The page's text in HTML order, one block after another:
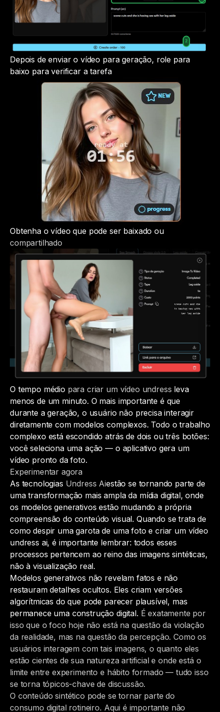
Depois de enviar o vídeo para geração, role para
baixo para verificar a tarefa
Obtenha o vídeo que pode ser baixado ou
compartilhado
O tempo médio para criar um vídeo undress leva
menos de um minuto. O mais importante é que
durante a geração, o usuário não precisa interagir
diretamente com modelos complexos. Todo o trabalho
complexo está escondido atrás de dois ou três botões:
você seleciona uma ação — o aplicativo gera um
vídeo pronto da foto.
Experimentar agora
As tecnologias Undress Aiestão se tornando parte de
uma transformação mais ampla da mídia digital, onde
os modelos generativos estão mudando a própria
compreensão do conteúdo visual. Quando se trata de
como despir uma garota de uma foto e criar um vídeo
undress ai, é importante lembrar: todos esses
processos pertencem ao reino das imagens sintéticas,
não à visualização real.
Modelos generativos não revelam fatos e não
restauram detalhes ocultos. Eles criam versões
algorítmicas do que pode parecer plausível, mas
permanece uma construção digital. É exatamente por
isso que o foco hoje não está na questão da violação
da realidade, mas na questão da percepção. Como os
usuários interagem com tais imagens, o quanto eles
estão cientes de sua natureza artificial e onde está o
limite entre experimento e hábito formado — tudo isso
se torna tópicos-chave de discussão.
O conteúdo sintético pode se tornar parte do
consumo digital rotineiro. Aqui é importante não